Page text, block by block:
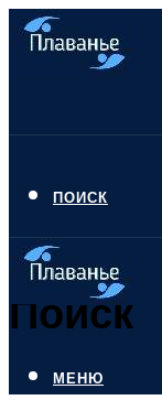
ПОИСК
Поиск
МЕНЮ